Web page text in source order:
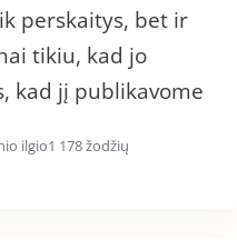
perskaitys, bet ir
tikiu, kad jo
kad jį publikavome
ilgio1 178 žodžių